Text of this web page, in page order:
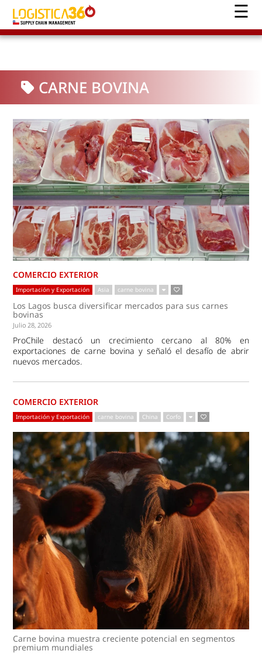
CARNE BOVINA
COMERCIO EXTERIOR
Importación y Exportación Asia carne bovina
Los Lagos busca diversificar mercados para sus carnes
bovinas
Julio 28, 2026
ProChile destacó un crecimiento cercano al 80% en
exportaciones de carne bovina y señaló el desafío de abrir
nuevos mercados.
COMERCIO EXTERIOR
Importación y Exportación carne bovina China Corfo
Carne bovina muestra creciente potencial en segmentos
premium mundiales